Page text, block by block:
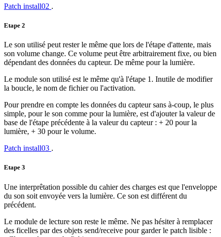
Patch install02 .
Etape 2
Le son utilisé peut rester le même que lors de l'étape d'attente, mais
son volume change. Ce volume peut être arbitrairement fixe, ou bien
dépendant des données du capteur. De même pour la lumière.
Le module son utilisé est le même qu'à l'étape 1. Inutile de modifier
la boucle, le nom de fichier ou l'activation.
Pour prendre en compte les données du capteur sans à-coup, le plus
simple, pour le son comme pour la lumière, est d'ajouter la valeur de
base de l'étape précédente à la valeur du capteur : + 20 pour la
lumière, + 30 pour le volume.
Patch install03 .
Etape 3
Une interprêtation possible du cahier des charges est que l'enveloppe
du son soit envoyée vers la lumière. Ce son est différent du
précédent.
Le module de lecture son reste le même. Ne pas hésiter à remplacer
des ficelles par des objets send/receive pour garder le patch lisible :